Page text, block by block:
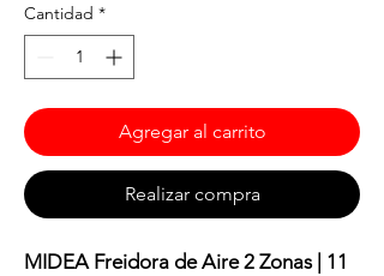
Cantidad *
Agregar al carrito
Realizar compra
MIDEA Freidora de Aire 2 Zonas | 11